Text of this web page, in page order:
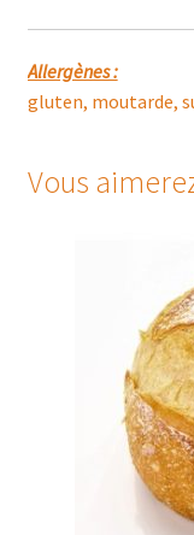
Allergènes :
gluten, moutarde,
Vous